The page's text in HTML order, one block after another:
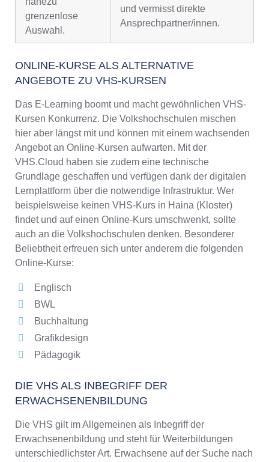
grenzenlose
Auswahl.
und vermisst direkte
Ansprechpartner/innen.
ONLINE-KURSE ALS ALTERNATIVE
ANGEBOTE ZU VHS-KURSEN
Das E-Learning boomt und macht gewöhnlichen VHS-
Kursen Konkurrenz. Die Volkshochschulen mischen
hier aber längst mit und können mit einem wachsenden
Angebot an Online-Kursen aufwarten. Mit der
VHS.Cloud haben sie zudem eine technische
Grundlage geschaffen und verfügen dank der digitalen
Lernplattform über die notwendige Infrastruktur. Wer
beispielsweise keinen VHS-Kurs in Haina (Kloster)
findet und auf einen Online-Kurs umschwenkt, sollte
auch an die Volkshochschulen denken. Besonderer
Beliebtheit erfreuen sich unter anderem die folgenden
Online-Kurse:
Englisch
BWL
Buchhaltung
Grafikdesign
Pädagogik
DIE VHS ALS INBEGRIFF DER
ERWACHSENENBILDUNG
Die VHS gilt im Allgemeinen als Inbegriff der
Erwachsenenbildung und steht für Weiterbildungen
unterschiedlichster Art. Erwachsene auf der Suche nach